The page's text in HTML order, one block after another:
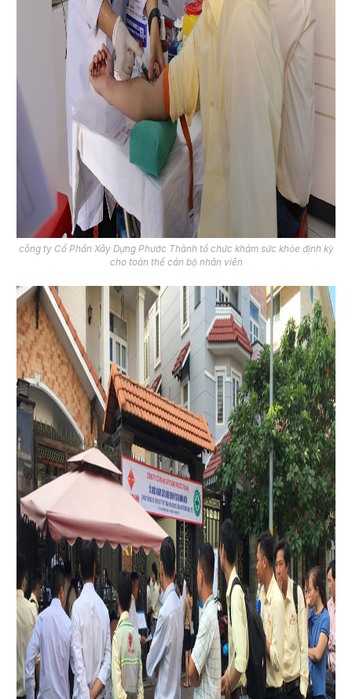
công ty Cổ Phần Xây Dựng Phước Thành tổ chức khám sức khỏe định kỳ
cho toàn thể cán bộ nhân viên